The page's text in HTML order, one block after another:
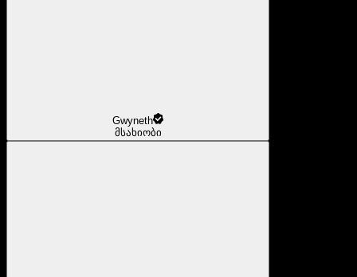
Gwyneth
მსახიობი